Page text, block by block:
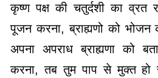
कृष्ण पक्ष की चतुर्दशी का
पूजन करना, ब्राह्यणो को भोजन
अपना अपराध ब्राह्यणा को
करना, तब तुम पाप से मुक्त हो